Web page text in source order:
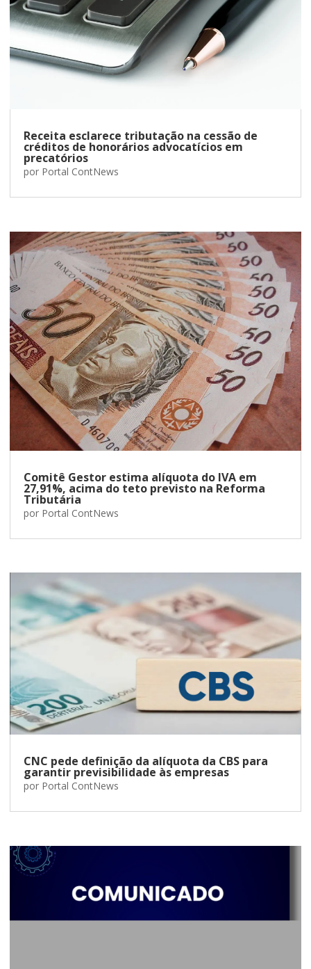
Receita esclarece tributação na cessão de
créditos de honorários advocatícios em
precatórios
por Portal ContNews
Comitê Gestor estima alíquota do IVA em
27,91%, acima do teto previsto na Reforma
Tributária
por Portal ContNews
CNC pede definição da alíquota da CBS para
garantir previsibilidade às empresas
por Portal ContNews